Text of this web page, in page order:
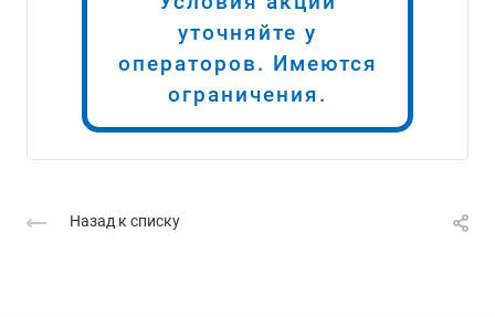
уточняйте у
операторов. Имеются
ограничения.
Назад к списку